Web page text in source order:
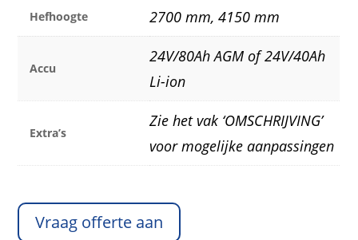
Hefhoogte 2700 mm, 4150 mm
Accu
24V/80Ah AGM of 24V/40Ah
Li-ion
Extra’s
Zie het vak ‘OMSCHRIJVING’
voor mogelijke aanpassingen
Vraag offerte aan